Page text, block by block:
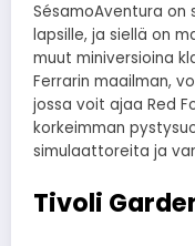
SésamoAventura on
lapsille, ja siellä on
muut miniversioina
Ferrarin maailman,
jossa voit ajaa Red
korkeimman
simulaattoreita ja
Tivoli